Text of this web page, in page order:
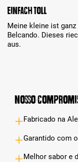
Análise com
Einfach toll
Meine kleine ist
Belcando. Dieses
aus.
Nosso
Fabricado na
Garantido com
Melhor sabor e